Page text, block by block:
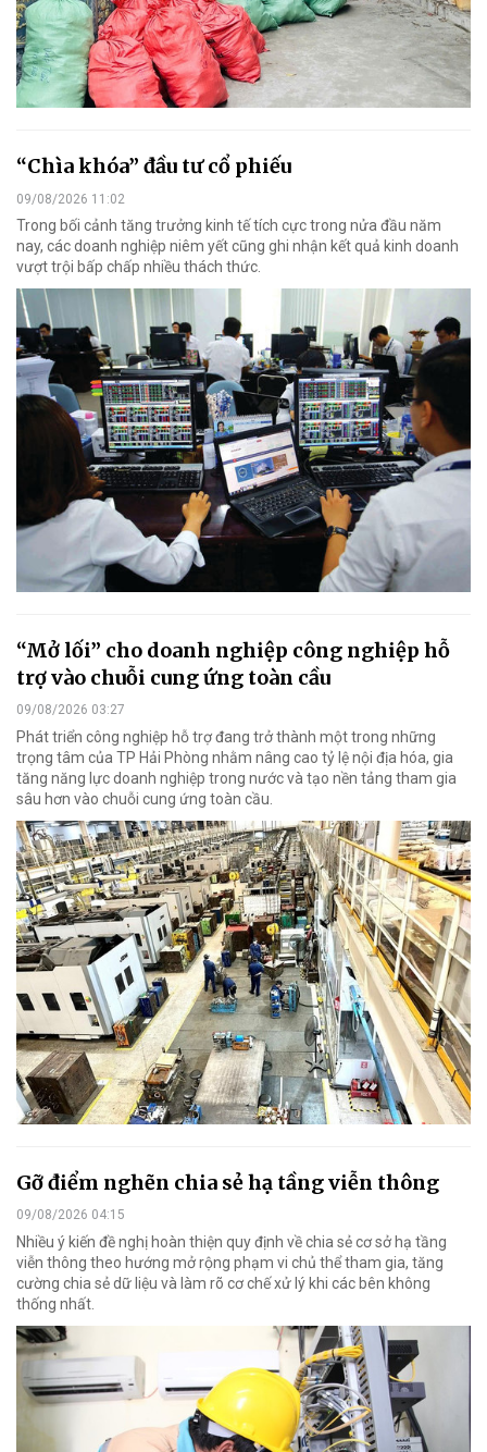
“Chìa khóa” đầu tư cổ phiếu
09/08/2026 11:02
Trong bối cảnh tăng trưởng kinh tế tích cực trong nửa đầu năm
nay, các doanh nghiệp niêm yết cũng ghi nhận kết quả kinh doanh
vượt trội bấp chấp nhiều thách thức.
“Mở lối” cho doanh nghiệp công nghiệp hỗ
trợ vào chuỗi cung ứng toàn cầu
09/08/2026 03:27
Phát triển công nghiệp hỗ trợ đang trở thành một trong những
trọng tâm của TP Hải Phòng nhằm nâng cao tỷ lệ nội địa hóa, gia
tăng năng lực doanh nghiệp trong nước và tạo nền tảng tham gia
sâu hơn vào chuỗi cung ứng toàn cầu.
Gỡ điểm nghẽn chia sẻ hạ tầng viễn thông
09/08/2026 04:15
Nhiều ý kiến đề nghị hoàn thiện quy định về chia sẻ cơ sở hạ tầng
viễn thông theo hướng mở rộng phạm vi chủ thể tham gia, tăng
cường chia sẻ dữ liệu và làm rõ cơ chế xử lý khi các bên không
thống nhất.